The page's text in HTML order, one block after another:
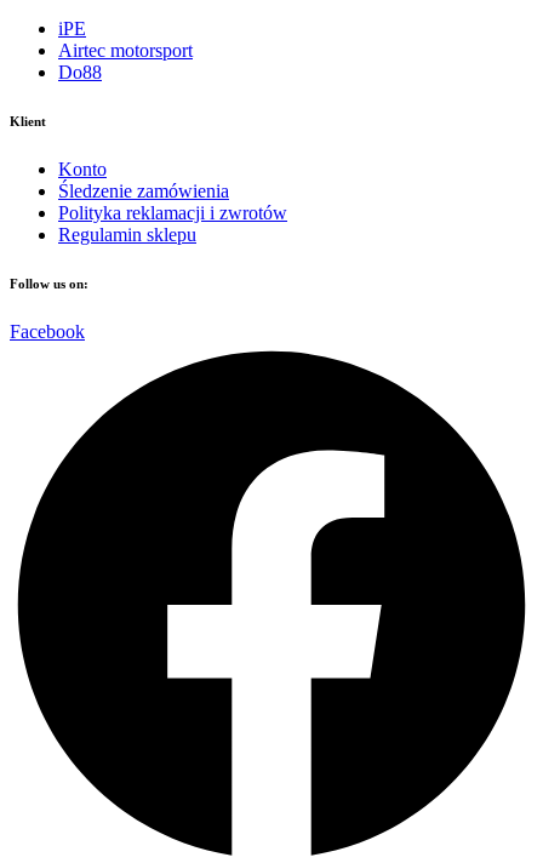
iPE
Airtec motorsport
Do88
Klient
Konto
Śledzenie zamówienia
Polityka reklamacji i zwrotów
Regulamin sklepu
Follow us on:
Facebook